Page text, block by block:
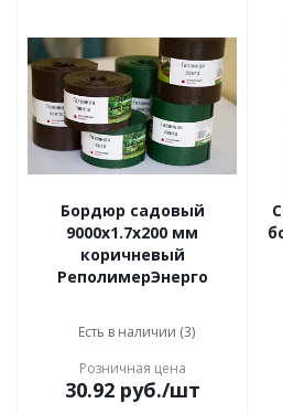
Бордюр садовый
9000x1.7x200 мм
коричневый
РеполимерЭнерго
Есть в наличии (3)
Розничная цена
30.92руб./шт